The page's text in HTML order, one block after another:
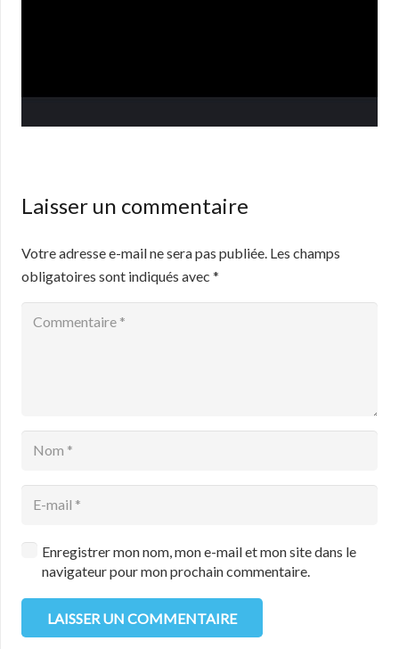
Laisser un commentaire
Votre adresse e-mail ne sera pas publiée. Les champs
obligatoires sont indiqués avec *
Enregistrer mon nom, mon e-mail et mon site dans le
navigateur pour mon prochain commentaire.
LAISSER UN COMMENTAIRE